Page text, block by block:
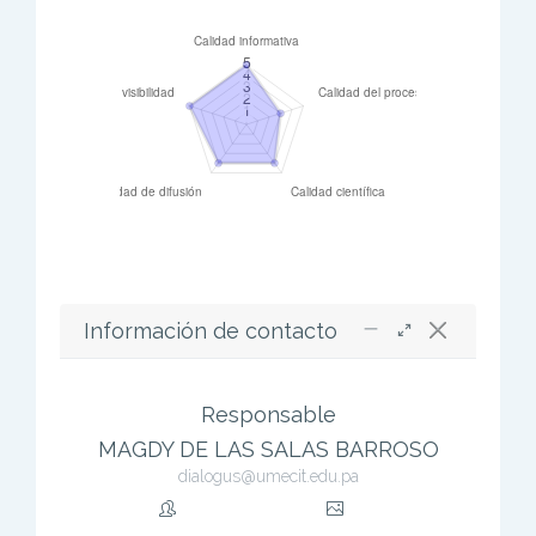
Información de contacto
Responsable
MAGDY DE LAS SALAS BARROSO
dialogus@umecit.edu.pa